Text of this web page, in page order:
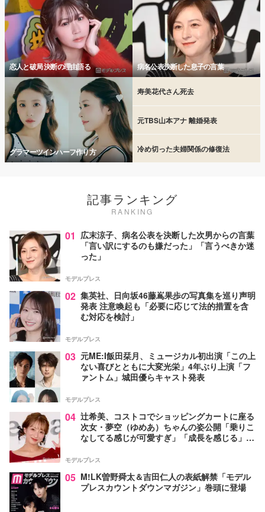
恋人と破局 決断の理由語る 病名公表決断した息子の言葉
グラマーツインハーフ作り方
寿美花代さん死去
元TBS山本アナ 離婚発表
冷め切った夫婦関係の修復法
記事ランキング
RANKING
01 広末涼子、病名公表を決断した次男からの言葉
「言い訳にするのも嫌だった」「言うべきか迷
った」
モデルプレス
02 集英社、日向坂46藤嶌果歩の写真集を巡り声明
発表 注意喚起も「必要に応じて法的措置を含
む対応を検討」
モデルプレス
03 元ME:I飯田栞月、ミュージカル初出演「この上
ない喜びとともに大変光栄」4年ぶり上演「フ
ァントム」城田優らキャスト発表
モデルプレス
04 辻希美、コストコでショッピングカートに座る
次女・夢空（ゆめあ）ちゃんの姿公開「乗りこ
なしてる感じが可愛すぎ」「成長を感じる」の
モデルプレス
05 M!LK曽野舜太＆吉田仁人の表紙解禁「モデル
プレスカウントダウンマガジン」巻頭に登場